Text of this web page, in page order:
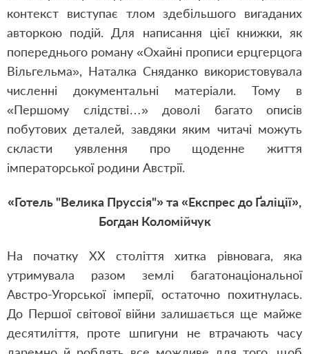
контекст виступає тлом здебільшого вигаданих
авторкою подій. Для написання цієї книжки, як
попереднього роману «Охайні прописи ерцгерцога
Вільгельма», Наталка Сняданко використовувала
численні документальні матеріали. Тому в
«Першому слідстві…» доволі багато описів
побутових деталей, завдяки яким читачі можуть
скласти уявлення про щоденне життя
імператорської родини Австрії.
«Готель "Велика Пруссія"» та «Експрес до Ґаліції»,
Богдан Коломійчук
На початку ХХ століття хитка рівновага, яка
утримувала разом землі багатонаціональної
Австро-Угорської імперії, остаточно похитнулась.
До Першої світової війни залишається ще майже
десятиліття, проте шпигуни не втрачають часу